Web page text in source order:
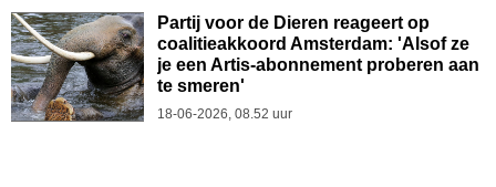
Partij voor de Dieren reageert op
coalitieakkoord Amsterdam: 'Alsof ze
je een Artis-abonnement proberen aan
te smeren'
18-06-2026, 08.52 uur